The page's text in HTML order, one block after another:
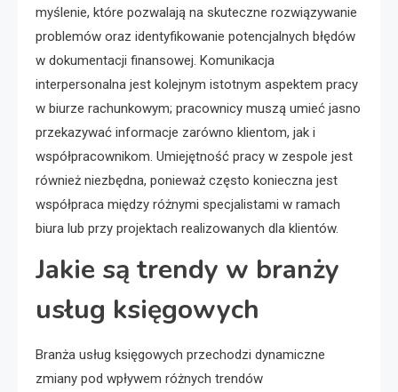
myślenie, które pozwalają na skuteczne rozwiązywanie
problemów oraz identyfikowanie potencjalnych błędów
w dokumentacji finansowej. Komunikacja
interpersonalna jest kolejnym istotnym aspektem pracy
w biurze rachunkowym; pracownicy muszą umieć jasno
przekazywać informacje zarówno klientom, jak i
współpracownikom. Umiejętność pracy w zespole jest
również niezbędna, ponieważ często konieczna jest
współpraca między różnymi specjalistami w ramach
biura lub przy projektach realizowanych dla klientów.
Jakie są trendy w branży
usług księgowych
Branża usług księgowych przechodzi dynamiczne
zmiany pod wpływem różnych trendów